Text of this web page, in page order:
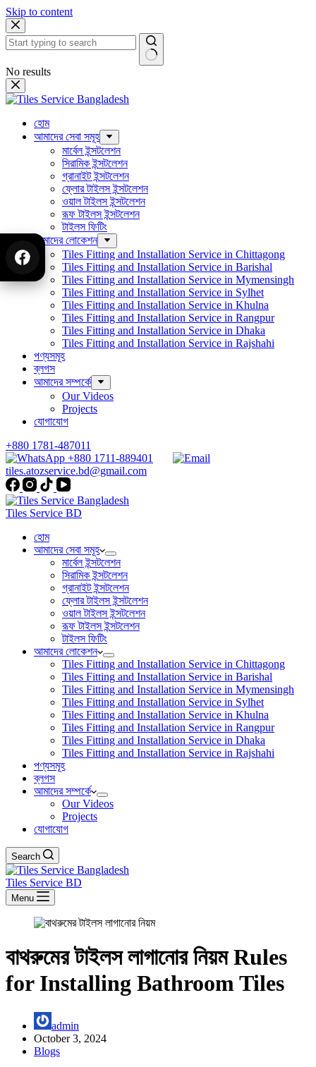
Skip to content
No results
হোম
আমাদের সেবা সমূহ
মার্বেল ইন্সটলেশন
সিরামিক ইন্সটলেশন
গ্রানাইট ইন্সটলেশন
ফ্লোর টাইলস ইন্সটলেশন
ওয়াল টাইলস ইন্সটলেশন
রূফ টাইলস ইন্সটলেশন
টাইলস ফিটিং
আমাদের লোকেশন
Tiles Fitting and Installation Service in Chittagong
Tiles Fitting and Installation Service in Barishal
Tiles Fitting and Installation Service in Mymensingh
Tiles Fitting and Installation Service in Sylhet
Tiles Fitting and Installation Service in Khulna
Tiles Fitting and Installation Service in Rangpur
Tiles Fitting and Installation Service in Dhaka
Tiles Fitting and Installation Service in Rajshahi
পণ্যসমূহ
ব্লগস
আমাদের সম্পর্কে
Our Videos
Projects
যোগাযোগ
+880 1781-487011
+880 1711-889401
tiles.atozservice.bd@gmail.com
Tiles Service BD
হোম
আমাদের সেবা সমূহ
মার্বেল ইন্সটলেশন
সিরামিক ইন্সটলেশন
গ্রানাইট ইন্সটলেশন
ফ্লোর টাইলস ইন্সটলেশন
ওয়াল টাইলস ইন্সটলেশন
রূফ টাইলস ইন্সটলেশন
টাইলস ফিটিং
আমাদের লোকেশন
Tiles Fitting and Installation Service in Chittagong
Tiles Fitting and Installation Service in Barishal
Tiles Fitting and Installation Service in Mymensingh
Tiles Fitting and Installation Service in Sylhet
Tiles Fitting and Installation Service in Khulna
Tiles Fitting and Installation Service in Rangpur
Tiles Fitting and Installation Service in Dhaka
Tiles Fitting and Installation Service in Rajshahi
পণ্যসমূহ
ব্লগস
আমাদের সম্পর্কে
Our Videos
Projects
যোগাযোগ
Search
Tiles Service BD
Menu
বাথরুমের টাইলস লাগানোর নিয়ম Rules
for Installing Bathroom Tiles
admin
October 3, 2024
Blogs